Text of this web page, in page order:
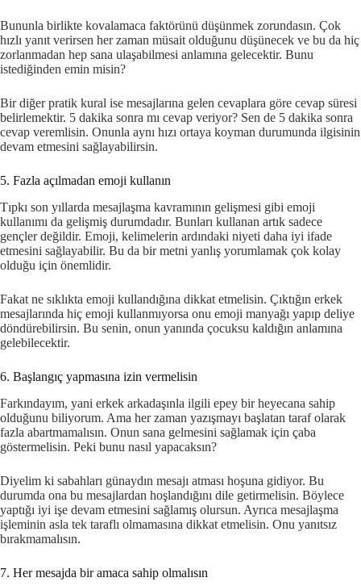
Bununla birlikte kovalamaca faktörünü düşünmek zorundasın. Çok
hızlı yanıt verirsen her zaman müsait olduğunu düşünecek ve bu da hiç
zorlanmadan hep sana ulaşabilmesi anlamına gelecektir. Bunu
istediğinden emin misin?
Bir diğer pratik kural ise mesajlarına gelen cevaplara göre cevap süresi
belirlemektir. 5 dakika sonra mı cevap veriyor? Sen de 5 dakika sonra
cevap veremlisin. Onunla aynı hızı ortaya koyman durumunda ilgisinin
devam etmesini sağlayabilirsin.
5. Fazla açılmadan emoji kullanın
Tıpkı son yıllarda mesajlaşma kavramının gelişmesi gibi emoji
kullanımı da gelişmiş durumdadır. Bunları kullanan artık sadece
gençler değildir. Emoji, kelimelerin ardındaki niyeti daha iyi ifade
etmesini sağlayabilir. Bu da bir metni yanlış yorumlamak çok kolay
olduğu için önemlidir.
Fakat ne sıklıkta emoji kullandığına dikkat etmelisin. Çıktığın erkek
mesajlarında hiç emoji kullanmıyorsa onu emoji manyağı yapıp deliye
döndürebilirsin. Bu senin, onun yanında çocuksu kaldığın anlamına
gelebilecektir.
6. Başlangıç yapmasına izin vermelisin
Farkındayım, yani erkek arkadaşınla ilgili epey bir heyecana sahip
olduğunu biliyorum. Ama her zaman yazışmayı başlatan taraf olarak
fazla abartmamalısın. Onun sana gelmesini sağlamak için çaba
göstermelisin. Peki bunu nasıl yapacaksın?
Diyelim ki sabahları günaydın mesajı atması hoşuna gidiyor. Bu
durumda ona bu mesajlardan hoşlandığını dile getirmelisin. Böylece
yaptığı iyi işe devam etmesini sağlamış olursun. Ayrıca mesajlaşma
işleminin asla tek taraflı olmamasına dikkat etmelisin. Onu yanıtsız
bırakmamalısın.
7. Her mesajda bir amaca sahip olmalısın